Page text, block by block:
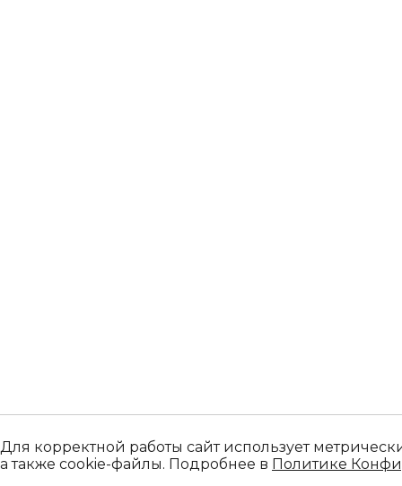
Для корректной работы сайт использует
а также cookie-файлы. Подробнее в Политике